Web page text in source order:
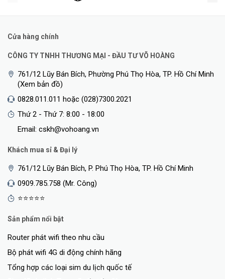
Cửa hàng chính
CÔNG TY TNHH THƯƠNG MẠI - ĐẦU TƯ VÕ HOÀNG
761/12 Lũy Bán Bích, Phường Phú Thọ Hòa, TP. Hồ Chí Minh
(Xem bản đồ)
0828.011.011 hoặc (028)7300.2021
Thứ 2 - Thứ 7: 8:00 - 18:00
Email: cskh@vohoang.vn
Khách mua sỉ & Đại lý
761/12 Lũy Bán Bích, P. Phú Thọ Hòa, TP. Hồ Chí Minh
0909.785.758 (Mr. Công)
⭐⭐⭐⭐⭐
Sản phẩm nổi bật
Router phát wifi theo nhu cầu
Bộ phát wifi 4G di động chính hãng
Tổng hợp các loại sim du lịch quốc tế